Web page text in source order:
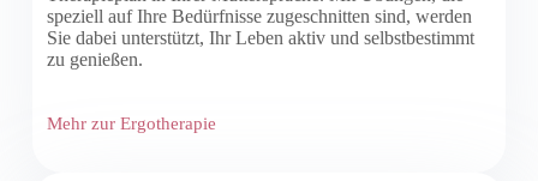
speziell auf Ihre Bedürfnisse zugeschnitten sind, werden
Sie dabei unterstützt, Ihr Leben aktiv und selbstbestimmt
zu genießen.
Mehr zur Ergotherapie